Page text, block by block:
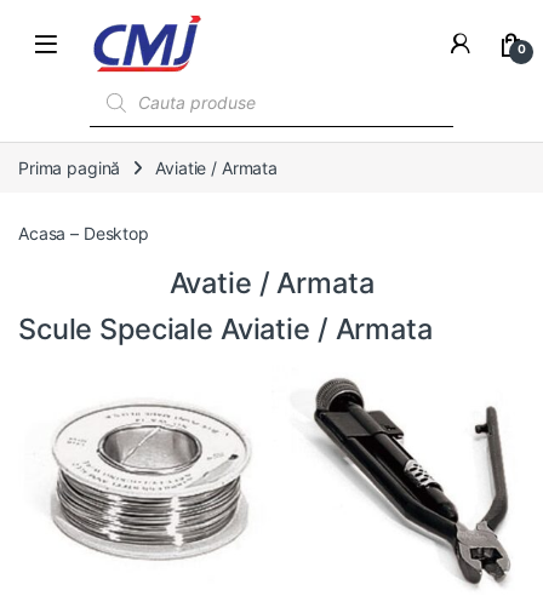
0
Prima pagină Aviatie / Armata
Acasa – Desktop
Avatie / Armata
Scule Speciale Aviatie / Armata